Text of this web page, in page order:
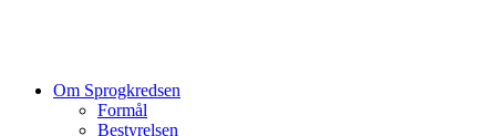
Om Sprogkredsen
Formål
Bestyrelsen